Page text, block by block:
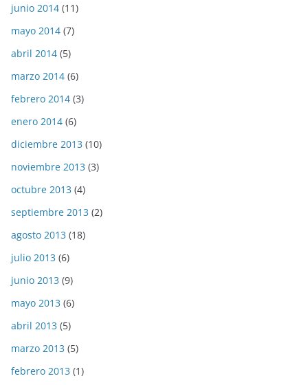
junio 2014 (11)
mayo 2014 (7)
abril 2014 (5)
marzo 2014 (6)
febrero 2014 (3)
enero 2014 (6)
diciembre 2013 (10)
noviembre 2013 (3)
octubre 2013 (4)
septiembre 2013 (2)
agosto 2013 (18)
julio 2013 (6)
junio 2013 (9)
mayo 2013 (6)
abril 2013 (5)
marzo 2013 (5)
febrero 2013 (1)